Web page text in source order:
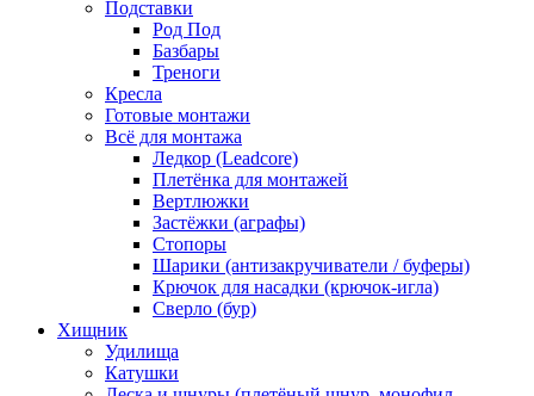
Подставки
Род Под
Базбары
Треноги
Кресла
Готовые монтажи
Всё для монтажа
Ледкор (Leadcore)
Плетёнка для монтажей
Вертлюжки
Застёжки (аграфы)
Стопоры
Шарики (антизакручиватели / буферы)
Крючок для насадки (крючок-игла)
Сверло (бур)
Хищник
Удилища
Катушки